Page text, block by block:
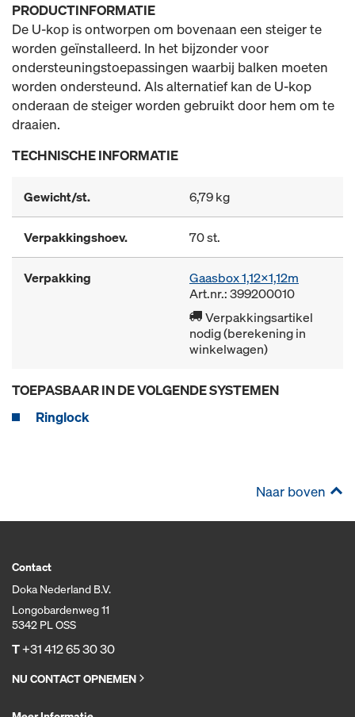
PRODUCTINFORMATIE
De U-kop is ontworpen om bovenaan een steiger te
worden geïnstalleerd. In het bijzonder voor
ondersteuningstoepassingen waarbij balken moeten
worden ondersteund. Als alternatief kan de U-kop
onderaan de steiger worden gebruikt door hem om te
draaien.
TECHNISCHE INFORMATIE
Gewicht/st. 6,79 kg
Verpakkingshoev. 70 st.
Verpakking
Gaasbox 1,12x1,12m
Art.nr.: 399200010
Verpakkingsartikel
nodig (berekening in
winkelwagen)
TOEPASBAAR IN DE VOLGENDE SYSTEMEN
Ringlock
Naar boven
Contact
Doka Nederland B.V.
Longobardenweg 11
5342 PL OSS
T+31 412 65 30 30
NU CONTACT OPNEMEN